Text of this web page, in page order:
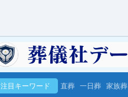
注目キーワード 直葬 一日葬 家族葬